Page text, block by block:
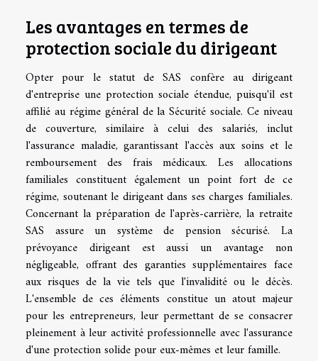
Les avantages en termes de
protection sociale du dirigeant
Opter pour le statut de SAS confère au dirigeant
d'entreprise une protection sociale étendue, puisqu'il est
affilié au régime général de la Sécurité sociale. Ce niveau
de couverture, similaire à celui des salariés, inclut
l'assurance maladie, garantissant l'accès aux soins et le
remboursement des frais médicaux. Les allocations
familiales constituent également un point fort de ce
régime, soutenant le dirigeant dans ses charges familiales.
Concernant la préparation de l'après-carrière, la retraite
SAS assure un système de pension sécurisé. La
prévoyance dirigeant est aussi un avantage non
négligeable, offrant des garanties supplémentaires face
aux risques de la vie tels que l'invalidité ou le décès.
L'ensemble de ces éléments constitue un atout majeur
pour les entrepreneurs, leur permettant de se consacrer
pleinement à leur activité professionnelle avec l'assurance
d'une protection solide pour eux-mêmes et leur famille.